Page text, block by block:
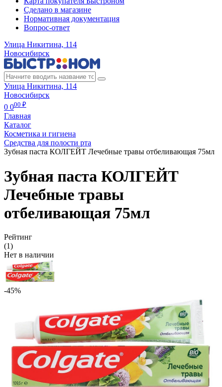
Сделано в магазине
Нормативная документация
Вопрос-ответ
Улица Никитина, 114
Новосибирск
Улица Никитина, 114
Новосибирск
0 000 ₽
Главная
Каталог
Косметика и гигиена
Средства для полости рта
Зубная паста КОЛГЕЙТ Лечебные травы отбеливающая 75мл
Зубная паста КОЛГЕЙТ
Лечебные травы
отбеливающая 75мл
Рейтинг
(1)
Нет в наличии
-45%